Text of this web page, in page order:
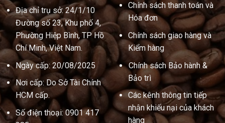
Địa chỉ trụ sở: 24/1/10
Đường số 23, Khu phố 4,
Phường Hiệp Bình, TP Hồ
Chí Minh, Việt Nam.
Ngày cấp: 20/08/2025
Nơi cấp: Do Sở Tài Chính
HCM cấp.
Số điện thoại: 0901 417
Chính sách thanh toán và
Hóa đơn
Chính sách giao hàng và
Kiểm hàng
Chính sách Bảo hành &
Bảo trì
Các kênh thông tin tiếp
nhận khiếu nại của khách
hàng